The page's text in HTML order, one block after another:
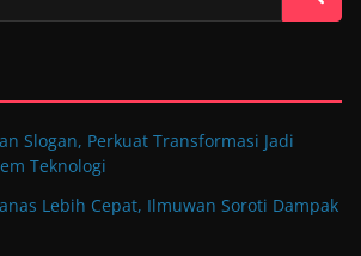
Slogan, Perkuat Transformasi Jadi
Teknologi
Lebih Cepat, Ilmuwan Soroti Dampak